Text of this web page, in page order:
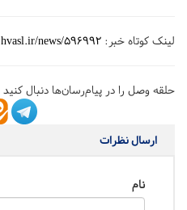
لینک کوتاه خبر: hvasl.ir/news/596992
حلقه وصل را در پیام‌رسان‌ها دنبال کنید
ارسال نظرات
نام